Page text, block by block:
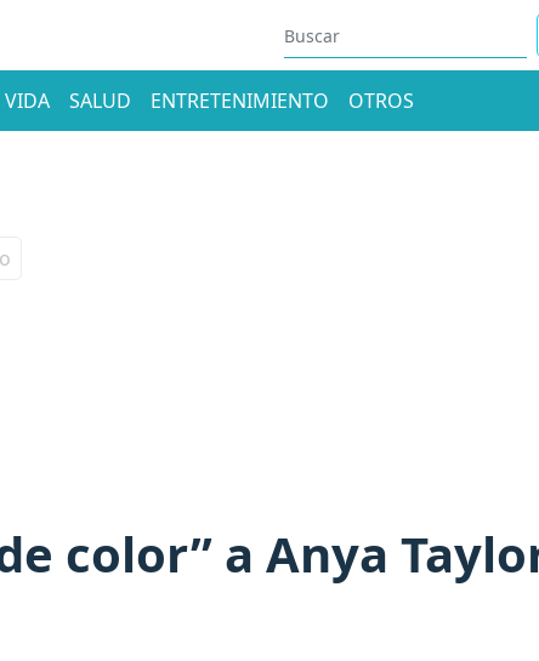
VIDA SALUD ENTRETENIMIENTO OTROS
color” a Anya